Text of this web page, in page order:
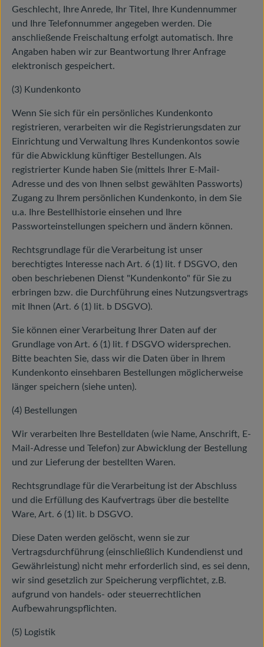
Geschlecht, Ihre Anrede, Ihr Titel, Ihre Kundennummer
und Ihre Telefonnummer angegeben werden. Die
anschließende Freischaltung erfolgt automatisch. Ihre
Angaben haben wir zur Beantwortung Ihrer Anfrage
elektronisch gespeichert.
(3) Kundenkonto
Wenn Sie sich für ein persönliches Kundenkonto
registrieren, verarbeiten wir die Registrierungsdaten zur
Einrichtung und Verwaltung Ihres Kundenkontos sowie
für die Abwicklung künftiger Bestellungen. Als
registrierter Kunde haben Sie (mittels Ihrer E-Mail-
Adresse und des von Ihnen selbst gewählten Passworts)
Zugang zu Ihrem persönlichen Kundenkonto, in dem Sie
u.a. Ihre Bestellhistorie einsehen und Ihre
Passworteinstellungen speichern und ändern können.
Rechtsgrundlage für die Verarbeitung ist unser
berechtigtes Interesse nach Art. 6 (1) lit. f DSGVO, den
oben beschriebenen Dienst "Kundenkonto" für Sie zu
erbringen bzw. die Durchführung eines Nutzungsvertrags
mit Ihnen (Art. 6 (1) lit. b DSGVO).
Sie können einer Verarbeitung Ihrer Daten auf der
Grundlage von Art. 6 (1) lit. f DSGVO widersprechen.
Bitte beachten Sie, dass wir die Daten über in Ihrem
Kundenkonto einsehbaren Bestellungen möglicherweise
länger speichern (siehe unten).
(4) Bestellungen
Wir verarbeiten Ihre Bestelldaten (wie Name, Anschrift, E-
Mail-Adresse und Telefon) zur Abwicklung der Bestellung
und zur Lieferung der bestellten Waren.
Rechtsgrundlage für die Verarbeitung ist der Abschluss
und die Erfüllung des Kaufvertrags über die bestellte
Ware, Art. 6 (1) lit. b DSGVO.
Diese Daten werden gelöscht, wenn sie zur
Vertragsdurchführung (einschließlich Kundendienst und
Gewährleistung) nicht mehr erforderlich sind, es sei denn,
wir sind gesetzlich zur Speicherung verpflichtet, z.B.
aufgrund von handels- oder steuerrechtlichen
Aufbewahrungspflichten.
(5) Logistik